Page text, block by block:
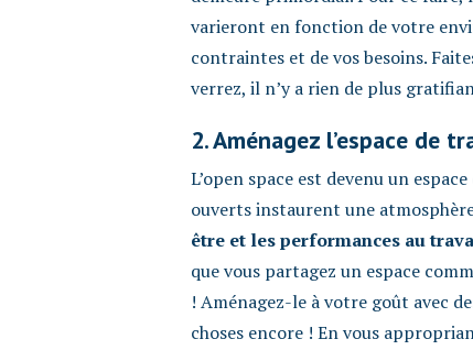
varieront en fonction de votre
contraintes et de vos besoins.
verrez, il n’y a rien de plus
2. Aménagez l’espace de
L’open space est devenu un
ouverts instaurent une
être et les performances au
que vous partagez un espace
! Aménagez-le à votre goût avec
choses encore ! En vous